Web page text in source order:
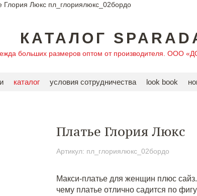
Глория Люкс пл_глориялюкс_02бордо
КАТАЛОГ
больших размеров оптом от производителя. ООО
каталог условия сотрудничества look book
Платье Глория Люкс
Артикул: пл_глориялюкс_02бордо
Макси-платье для женщин плюс
чему платье отлично садится по